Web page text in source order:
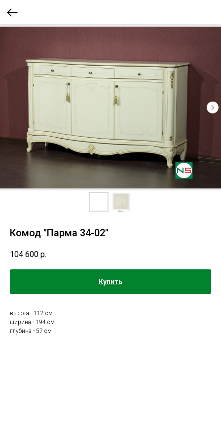
Комод "Парма 34-02"
104 600 р.
Купить
высота - 112 см
ширина - 194 см
глубина - 57 см